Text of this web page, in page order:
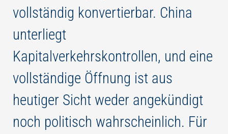
vollständig konvertierbar. China
unterliegt
Kapitalverkehrskontrollen, und eine
vollständige Öffnung ist aus
heutiger Sicht weder angekündigt
noch politisch wahrscheinlich. Für